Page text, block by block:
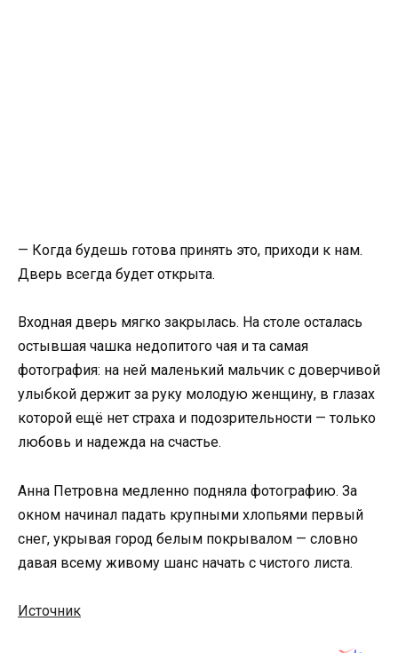
— Когда будешь готова принять это, приходи к нам.
Дверь всегда будет открыта.
Входная дверь мягко закрылась. На столе осталась
остывшая чашка недопитого чая и та самая
фотография: на ней маленький мальчик с доверчивой
улыбкой держит за руку молодую женщину, в глазах
которой ещё нет страха и подозрительности — только
любовь и надежда на счастье.
Анна Петровна медленно подняла фотографию. За
окном начинал падать крупными хлопьями первый
снег, укрывая город белым покрывалом — словно
давая всему живому шанс начать с чистого листа.
Источник